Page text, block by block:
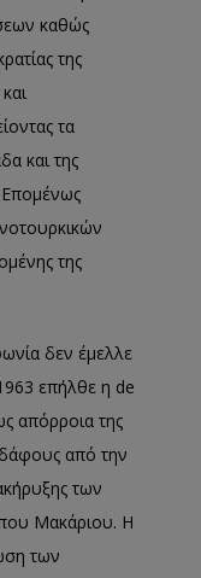
καθώς
της
τα
και της
Επομένως
της
δεν έμελλε
επήλθε η de
απόρροια της
από την
των
Μακάριου. Η
των